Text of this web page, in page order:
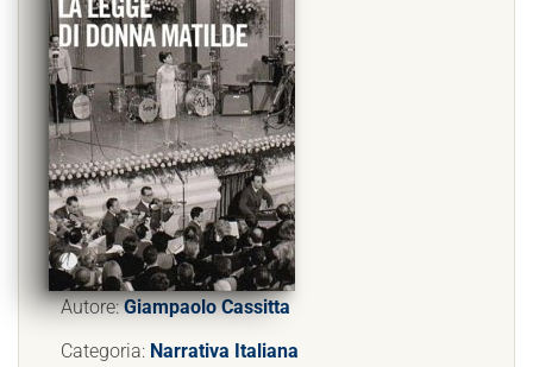
Autore:Giampaolo Cassitta
Categoria: Narrativa Italiana